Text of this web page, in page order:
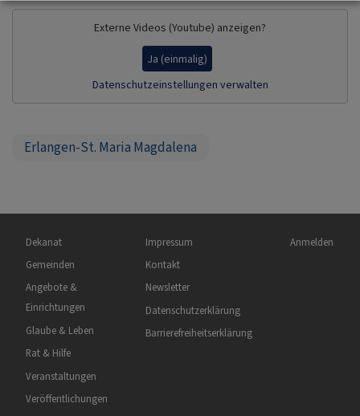
Externe Videos (Youtube) anzeigen?
Ja (einmalig)
Datenschutzeinstellungen verwalten
Erlangen-St. Maria Magdalena
Hauptnavigation
Dekanat
Gemeinden
Angebote &
Einrichtungen
Glaube & Leben
Rat & Hilfe
Veranstaltungen
Veröffentlichungen
Fußbereichsmenü
Impressum
Kontakt
Newsletter
Datenschutzerklärung
Barrierefreiheitserklärung
Anmelden